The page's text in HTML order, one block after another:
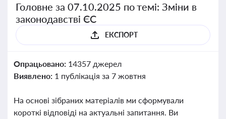
Головне за 07.10.2025 по темі: Зміни в
законодавстві ЄС
ЕКСПОРТ
Опрацьовано: 14357 джерел
Виявлено: 1 публікація за 7 жовтня
На основі зібраних матеріалів ми сформували
короткі відповіді на актуальні запитання. Ви